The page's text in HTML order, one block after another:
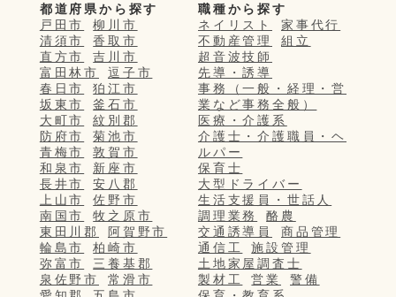
都道府県から探す
戸田市
柳川市
清須市
香取市
直方市
吉川市
富田林市
逗子市
春日市
狛江市
坂東市
釜石市
大町市
紋別郡
防府市
菊池市
青梅市
敦賀市
和泉市
新座市
長井市
安八郡
上山市
佐野市
南国市
牧之原市
東田川郡
阿賀野市
輪島市
柏崎市
弥富市
三養基郡
泉佐野市
常滑市
職種から探す
ネイリスト
家事代行
不動産管理
組立
超音波技師
先導・誘導
事務（一般・経理・営
業など事務全般）
医療・介護系
介護士・介護職員・ヘ
ルパー
保育士
大型ドライバー
生活支援員・世話人
調理業務
酪農
交通誘導員
商品管理
通信工
施設管理
土地家屋調査士
製材工
営業
警備